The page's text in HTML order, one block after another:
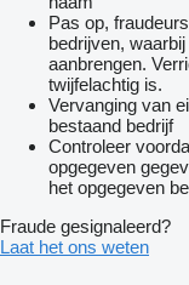
Pas op,
bedrijven,
aanbrengen.
twijfelachtig is.
Vervanging van
bestaand bedrijf
Controleer
opgegeven
het opgegeven
Fraude gesignaleerd?
Laat het ons weten